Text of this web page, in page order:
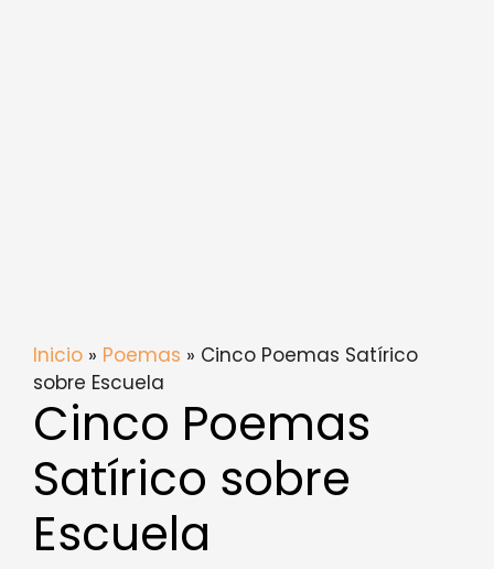
Inicio » Poemas » Cinco Poemas Satírico
sobre Escuela
Cinco Poemas
Satírico sobre
Escuela